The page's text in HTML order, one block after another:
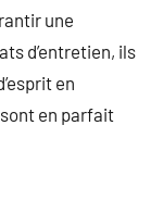
une
d’entretien, ils
en
en parfait